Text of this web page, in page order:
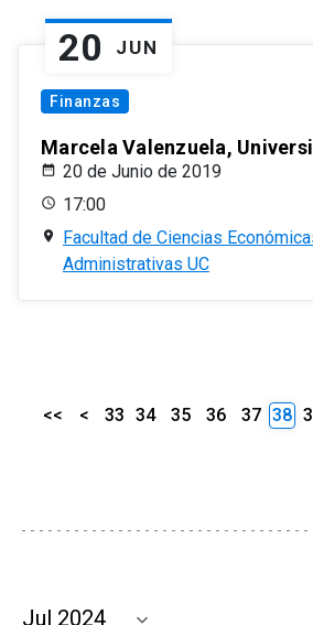
20 JUN
Finanzas
Marcela Valenzuela,
20 de Junio de 2019
17:00
Facultad de Ciencias
Administrativas UC
<< < 33 34 35 36 37 38